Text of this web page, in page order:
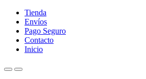
Tienda
Envíos
Pago Seguro
Contacto
Inicio